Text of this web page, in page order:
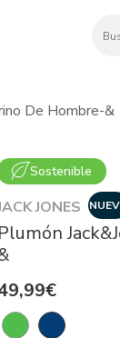
De Hombre-&
Sostenible
JONES
Plumón